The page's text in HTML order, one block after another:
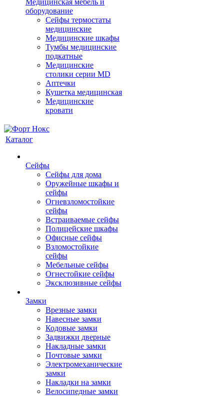
Медицинская мебель и
оборудование
Сейфы термостаты
медицинские
Медицинские шкафы
Тумбы медицинские
подкатные
Медицинские
столики серии MD
Аптечки
Кушетка медицинская
Медицинские
кровати
Каталог
Сейфы
Сейфы для дома
Оружейные шкафы и
сейфы
Огневзломостойкие
сейфы
Встраиваемые сейфы
Полицейские шкафы
Офисные сейфы
Взломостойкие
сейфы
Мебельные сейфы
Огнестойкие сейфы
Эксклюзивные сейфы
Замки
Врезные замки
Навесные замки
Кодовые замки
Задвижки дверные
Накладные замки
Почтовые замки
Электромеханические
замки
Накладки на замки
Велосипедные замки